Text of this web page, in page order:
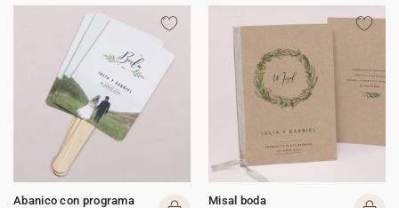
Abanico con programa Misal boda